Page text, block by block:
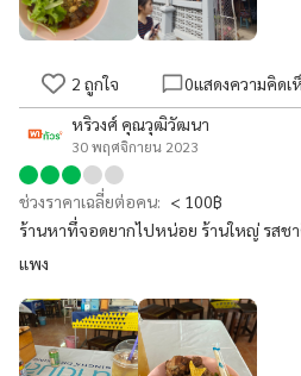
2 ถูกใจ 0แสดงความคิดเ
หริวงศ์ คุณวุฒิวัฒนา
30 พฤศจิกายน 2023
ช่วงราคาเฉลี่ยต่อคน: < 100฿
ร้านหาทึ่จอดยากไปหน่อย ร้านใหญ่ รสช
แพง